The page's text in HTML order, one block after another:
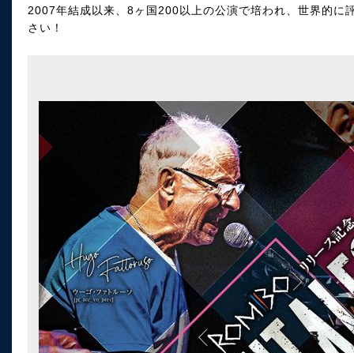
2007年結成以来、8ヶ国200以上の公演で培われ、世界的に
さい！